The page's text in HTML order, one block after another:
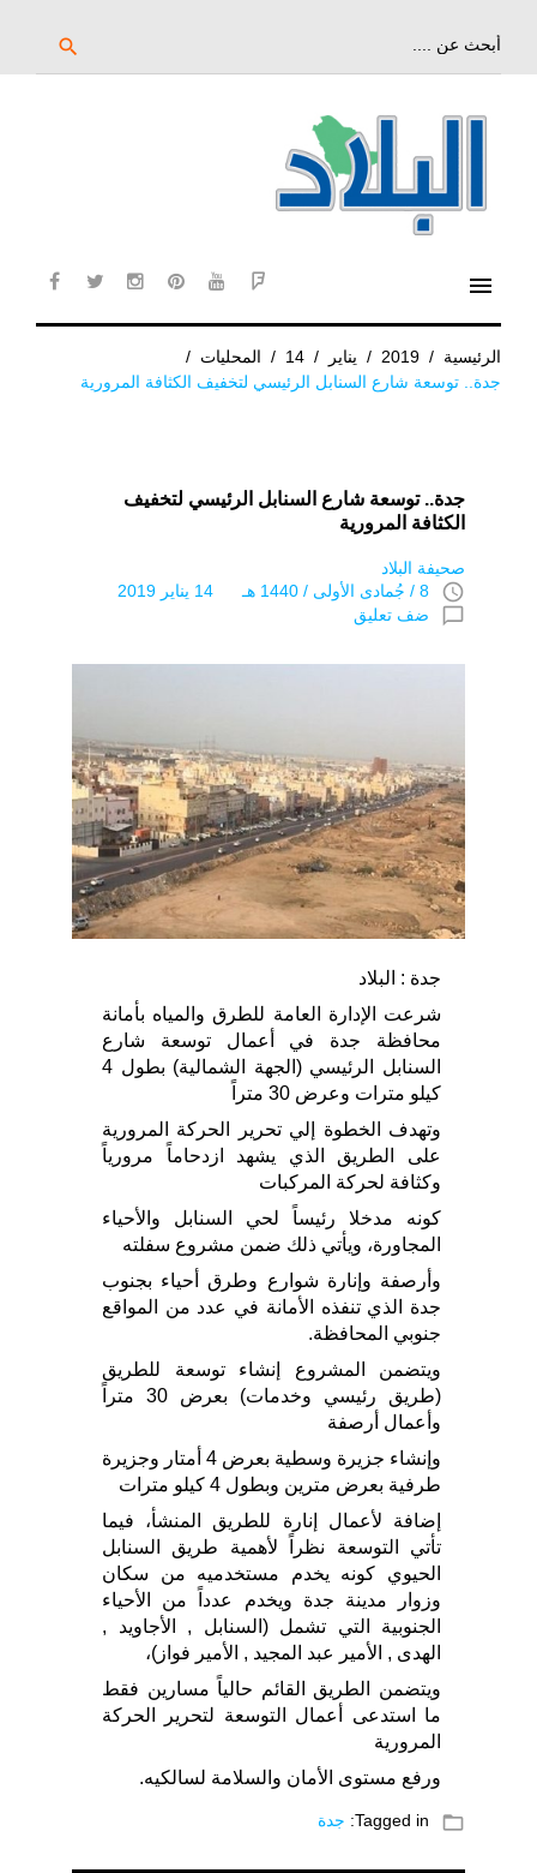
search
menu
الرئيسية /
2019
/ يناير /
14
/ المحليات /
جدة.. توسعة شارع السنابل الرئيسي لتخفيف الكثافة المرورية
جدة.. توسعة شارع السنابل الرئيسي لتخفيف
الكثافة المرورية
صحيفة البلاد
access_time 8 / جُمادى اﻷولى / 1440 هـ 14 يناير 2019
chat_bubble_outline ضف تعليق
جدة : البلاد
شرعت الإدارة العامة للطرق والمياه بأمانة
محافظة جدة في أعمال توسعة شارع
السنابل الرئيسي (الجهة الشمالية) بطول 4
كيلو مترات وعرض 30 متراً
وتهدف الخطوة إلي تحرير الحركة المرورية
على الطريق الذي يشهد ازدحاماً مرورياً
وكثافة لحركة المركبات
كونه مدخلا رئيساً لحي السنابل والأحياء
المجاورة، ويأتي ذلك ضمن مشروع سفلته
وأرصفة وإنارة شوارع وطرق أحياء بجنوب
جدة الذي تنفذه الأمانة في عدد من المواقع
جنوبي المحافظة.
ويتضمن المشروع إنشاء توسعة للطريق
(طريق رئيسي وخدمات) بعرض 30 متراً
وأعمال أرصفة
وإنشاء جزيرة وسطية بعرض 4 أمتار وجزيرة
طرفية بعرض مترين وبطول 4 كيلو مترات
إضافة لأعمال إنارة للطريق المنشأ، فيما
تأتي التوسعة نظراً لأهمية طريق السنابل
الحيوي كونه يخدم مستخدميه من سكان
وزوار مدينة جدة ويخدم عدداً من الأحياء
الجنوبية التي تشمل (السنابل , الأجاويد ,
الهدى , الأمير عبد المجيد , الأمير فواز)،
ويتضمن الطريق القائم حالياً مسارين فقط
ما استدعى أعمال التوسعة لتحرير الحركة
المرورية
ورفع مستوى الأمان والسلامة لسالكيه.
folder_open
Tagged in: جدة